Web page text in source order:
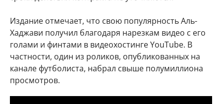
Издание отмечает, что свою популярность Аль-
Хаджави получил благодаря нарезкам видео с его
голами и финтами в видеохостинге YouTube. В
частности, один из роликов, опубликованных на
канале футболиста, набрал свыше полумиллиона
просмотров.